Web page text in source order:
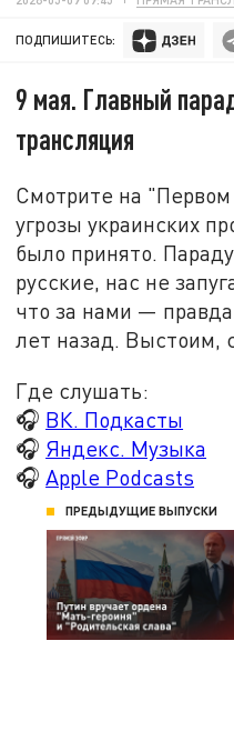
ПОДПИШИТЕСЬ:
9 мая. Главный
трансляция
Смотрите на
угрозы украинских
было принято.
русские, нас не
что за нами —
лет назад. Выстоим,
Где слушать:
🎧 ВК. Подкасты
🎧 Яндекс. Музыка
🎧 Apple Podcasts
ПРЕДЫДУЩИЕ ВЫПУСКИ